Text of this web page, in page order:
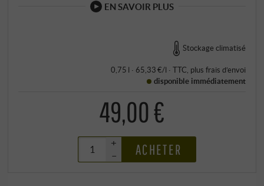
EN SAVOIR PLUS
Stockage climatisé
0,75 l · 65,33 €/l · TTC , plus frais d’envoi
disponible immédiatement
49,00 €
+
–
ACHETER